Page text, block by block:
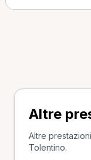
Altre
Altre
Tolentino.